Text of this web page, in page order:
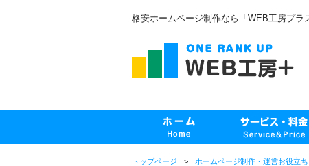
格安ホームページ制作なら「WEB工房プラ
トップページ ホームページ制作・運営お役立